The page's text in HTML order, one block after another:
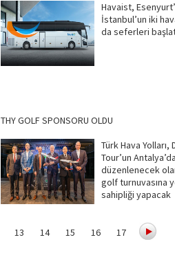
Havaist,
İstanbul’un iki
da seferleri
THY GOLF SPONSORU OLDU
Türk Hava Yolları,
Tour’un Antalya’da
düzenlenecek
golf turnuvasına
sahipliği yapacak
13 14 15 16 17